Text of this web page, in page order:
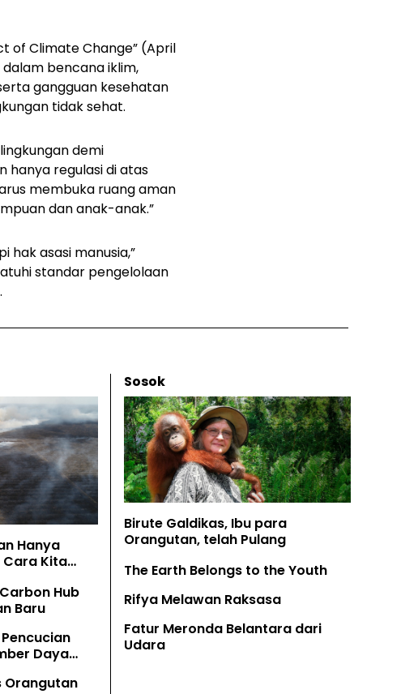
of Climate Change” (April
bencana iklim,
gangguan kesehatan
tidak sehat.
demi
hanya regulasi di atas
membuka ruang aman
dan anak-anak.”
hak asasi manusia,”
standar pengelolaan
Hanya
Cara Kita
Hub
Baru
Daya
Orangutan
Sosok
Birute Galdikas, Ibu para
Orangutan, telah Pulang
The Earth Belongs to the Youth
Rifya Melawan Raksasa
Fatur Meronda Belantara dari
Udara